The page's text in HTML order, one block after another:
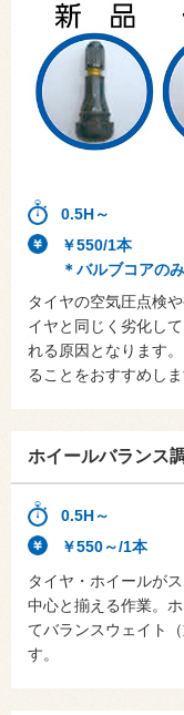
0.5H～
￥550/1本
＊バルブコアの
タイヤの空気圧点検
イヤと同じく劣化し
れる原因となります
ることをおすすめしま
ホイールバランス
0.5H～
￥550～/1本
タイヤ・ホイールが
中心と揃える作業。
てバランスウェイト
す。